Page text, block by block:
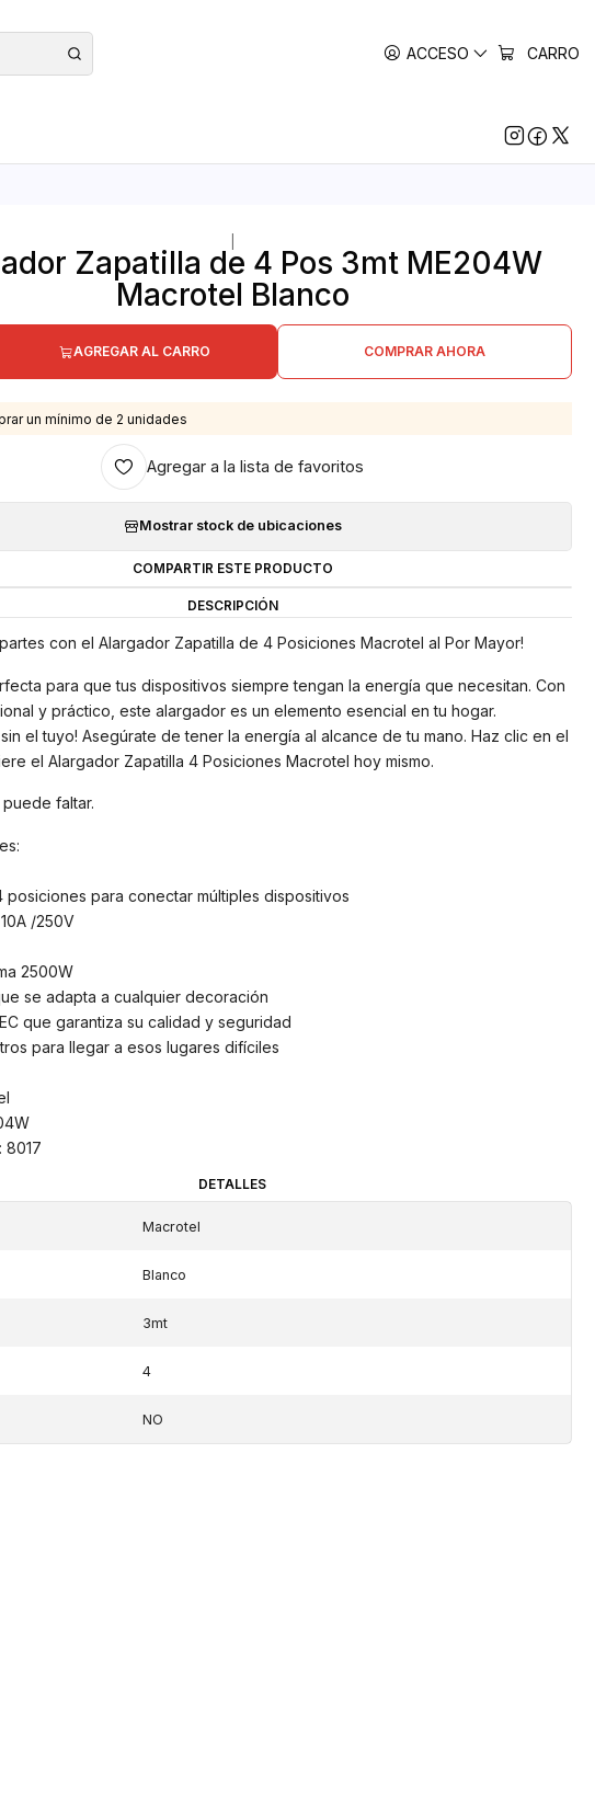
ACCESO CARRO
Zapatilla de 4 Pos 3mt ME204W
Macrotel Blanco
AGREGAR AL CARRO COMPRAR AHORA
un mínimo de 2 unidades
Agregar a la lista de favoritos
Mostrar stock de ubicaciones
COMPARTIR ESTE PRODUCTO
DESCRIPCIÓN
con el Alargador Zapatilla de 4 Posiciones Macrotel al Por Mayor!
para que tus dispositivos siempre tengan la energía que necesitan. Con
y práctico, este alargador es un elemento esencial en tu hogar.
el tuyo! Asegúrate de tener la energía al alcance de tu mano. Haz clic en el
el Alargador Zapatilla 4 Posiciones Macrotel hoy mismo.
faltar.
posiciones para conectar múltiples dispositivos
/250V
2500W
se adapta a cualquier decoración
que garantiza su calidad y seguridad
para llegar a esos lugares difíciles
8017
DETALLES
Macrotel
Blanco
3mt
4
NO